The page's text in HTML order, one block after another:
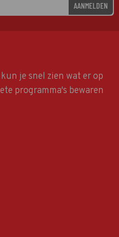
AANMELDEN
je snel zien wat er op
programma's bewaren